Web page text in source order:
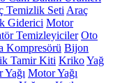
Temizlik Seti Araç
Giderici Motor
Temizleyiciler Oto
Kompresörü Bijon
Tamir Kiti KrikoYağ
Yağı Motor Yağı